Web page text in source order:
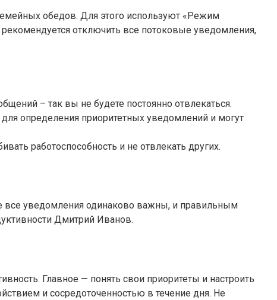
обедов. Для этого используют «Режим
отключить все потоковые уведомления,
– так вы не будете постоянно отвлекаться.
определения приоритетных уведомлений и могут
работоспособность и не отвлекать других.
все уведомления одинаково важны, и правильным
Дмитрий Иванов.
Главное — понять свои приоритеты и настроить
и сосредоточенностью в течение дня. Не